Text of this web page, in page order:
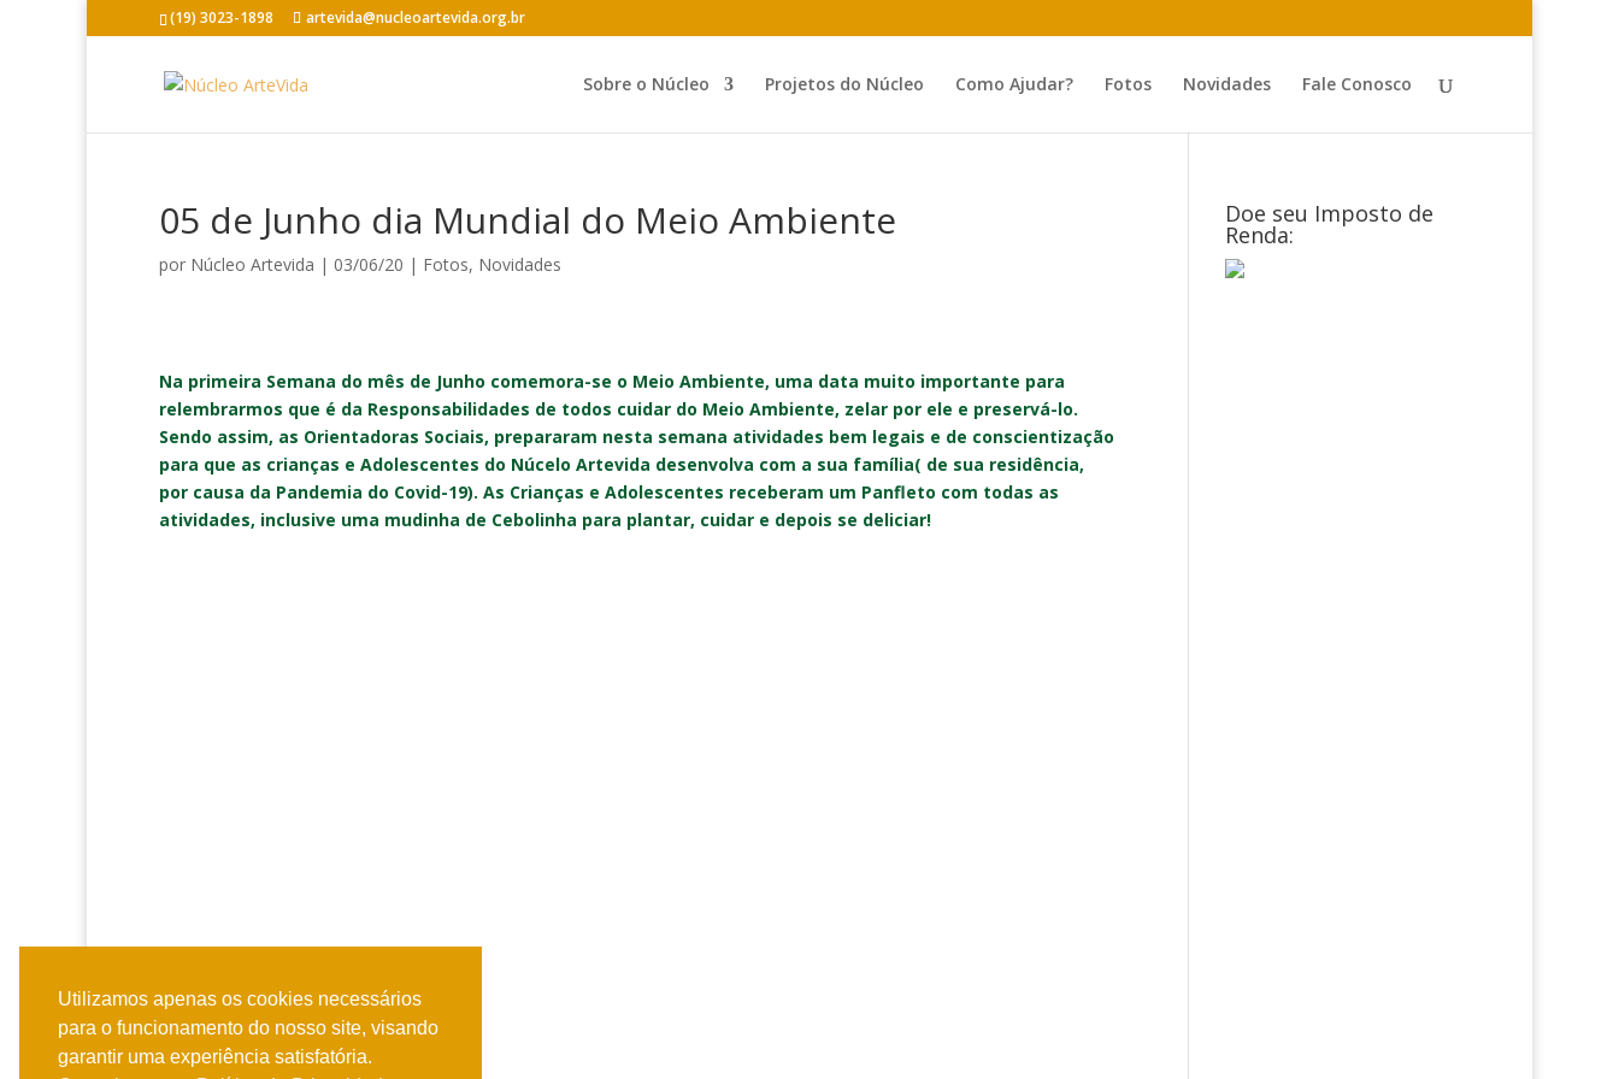
(19) 3023-1898 artevida@nucleoartevida.org.br
Sobre o Núcleo Projetos do Núcleo Como Ajudar? Fotos Novidades Fale Conosco
05 de Junho dia Mundial do Meio Ambiente
por Núcleo Artevida | 03/06/20 | Fotos, Novidades
Na primeira Semana do mês de Junho comemora-se o Meio Ambiente, uma data muito importante para
relembrarmos que é da Responsabilidades de todos cuidar do Meio Ambiente, zelar por ele e preservá-lo.
Sendo assim, as Orientadoras Sociais, prepararam nesta semana atividades bem legais e de conscientização
para que as crianças e Adolescentes do Núcelo Artevida desenvolva com a sua família( de sua residência,
por causa da Pandemia do Covid-19). As Crianças e Adolescentes receberam um Panfleto com todas as
atividades, inclusive uma mudinha de Cebolinha para plantar, cuidar e depois se deliciar!
Doe seu Imposto de
Renda:
Utilizamos apenas os cookies necessários
para o funcionamento do nosso site, visando
garantir uma experiência satisfatória.